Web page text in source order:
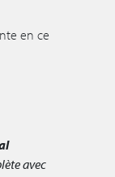
en ce
avec